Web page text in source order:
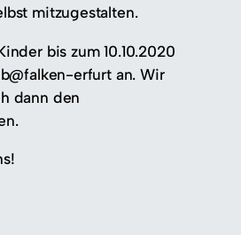
mitzugestalten.
bis zum 10.10.2020
erfurt an. Wir
dann den